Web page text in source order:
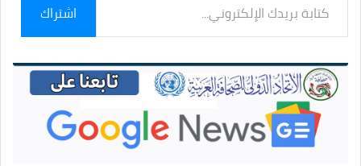
بريدك
الإلكتروني...
اشتراك